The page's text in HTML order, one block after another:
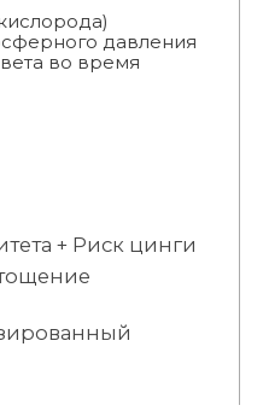
давления
во время
+ Риск цинги